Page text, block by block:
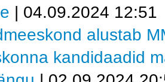
| 04.09.2024 12:51
alustab
kandidaadid